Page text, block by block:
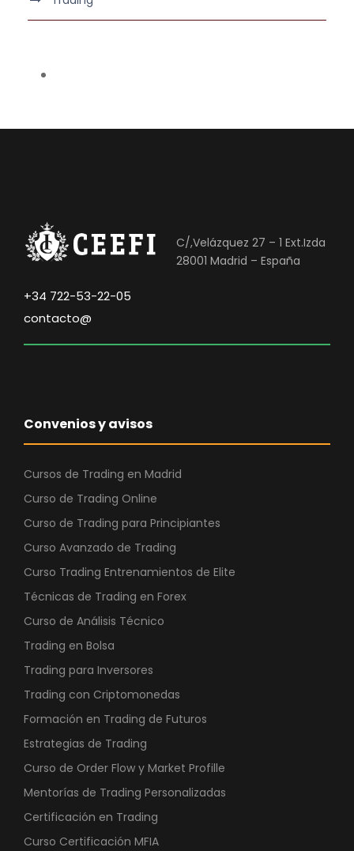
C/,Velázquez 27 – 1 Ext.Izda
28001 Madrid – España
+34 722-53-22-05
contacto@
Convenios y avisos
Cursos de Trading en Madrid
Curso de Trading Online
Curso de Trading para Principiantes
Curso Avanzado de Trading
Curso Trading Entrenamientos de Elite
Técnicas de Trading en Forex
Curso de Análisis Técnico
Trading en Bolsa
Trading para Inversores
Trading con Criptomonedas
Formación en Trading de Futuros
Estrategias de Trading
Curso de Order Flow y Market Profille
Mentorías de Trading Personalizadas
Certificación en Trading
Curso Certificación MFIA